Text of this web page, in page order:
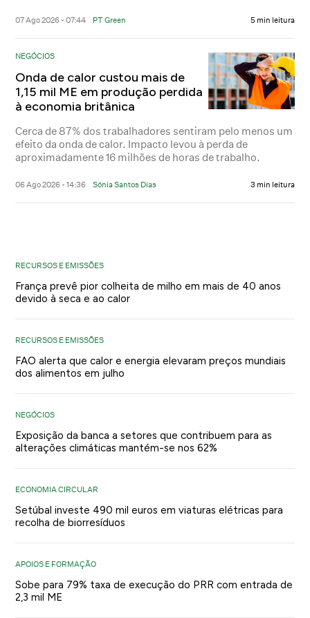
07 Ago 2026 - 07:44 PT Green 5 min leitura
NEGÓCIOS
Onda de calor custou mais de
1,15 mil ME em produção perdida
à economia britânica
Cerca de 87% dos trabalhadores sentiram pelo menos um
efeito da onda de calor. Impacto levou à perda de
aproximadamente 16 milhões de horas de trabalho.
06 Ago 2026 - 14:36 Sónia Santos Dias 3 min leitura
RECURSOS E EMISSÕES
França prevê pior colheita de milho em mais de 40 anos
devido à seca e ao calor
RECURSOS E EMISSÕES
FAO alerta que calor e energia elevaram preços mundiais
dos alimentos em julho
NEGÓCIOS
Exposição da banca a setores que contribuem para as
alterações climáticas mantém-se nos 62%
ECONOMIA CIRCULAR
Setúbal investe 490 mil euros em viaturas elétricas para
recolha de biorresíduos
APOIOS E FORMAÇÃO
Sobe para 79% taxa de execução do PRR com entrada de
2,3 mil ME